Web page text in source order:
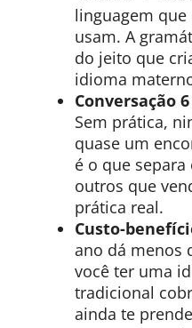
linguagem
usam. A
do jeito que
idioma
Conversação
Sem prática,
quase um
é o que
outros que
prática real.
Custo-
ano dá menos
você ter uma
tradicional
ainda te